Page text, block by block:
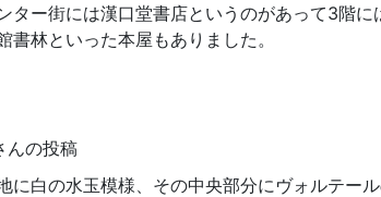
ター街には漢口堂書店というのがあって3階
林といった本屋もありました。
んの投稿
に白の水玉模様、その中央部分にヴォルテー